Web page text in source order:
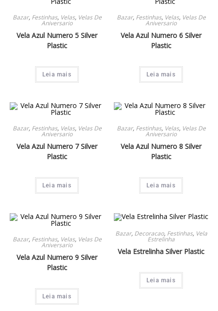
Bazar, Festinhas, Velas, Velas De
Aniversario
Vela Azul Numero 5 Silver
Plastic
Leia mais
Bazar, Festinhas, Velas, Velas De
Aniversario
Vela Azul Numero 6 Silver
Plastic
Leia mais
Bazar, Festinhas, Velas, Velas De
Aniversario
Vela Azul Numero 7 Silver
Plastic
Leia mais
Bazar, Festinhas, Velas, Velas De
Aniversario
Vela Azul Numero 8 Silver
Plastic
Leia mais
Bazar, Festinhas, Velas, Velas De
Aniversario
Vela Azul Numero 9 Silver
Plastic
Leia mais
Bazar, Decoracao, Festinhas, Vela
Estrelinha
Vela Estrelinha Silver Plastic
Leia mais